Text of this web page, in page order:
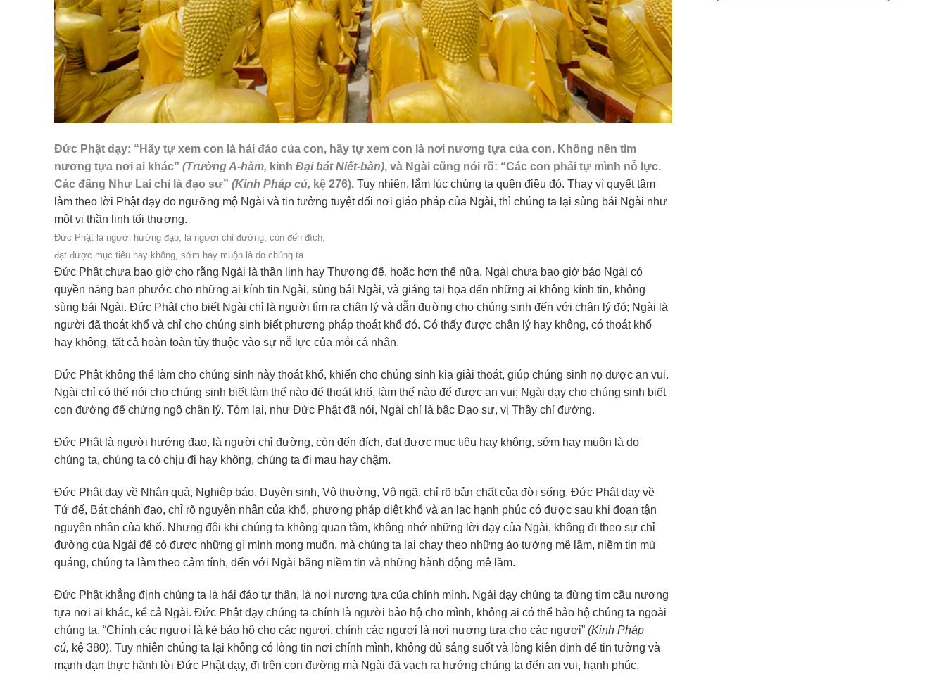
Đức Phật dạy: “Hãy tự xem con là hải đảo của con, hãy tự xem con là nơi nương tựa của con. Không nên tìm
nương tựa nơi ai khác” (Trường A-hàm, kinh Đại bát Niết-bàn), và Ngài cũng nói rõ: “Các con phải tự mình nỗ lực.
Các đấng Như Lai chỉ là đạo sư” (Kinh Pháp cú, kệ 276). Tuy nhiên, lắm lúc chúng ta quên điều đó. Thay vì quyết tâm
làm theo lời Phật dạy do ngưỡng mộ Ngài và tin tưởng tuyệt đối nơi giáo pháp của Ngài, thì chúng ta lại sùng bái Ngài như
một vị thần linh tối thượng.
Đức Phật là người hướng đạo, là người chỉ đường, còn đến đích,
đạt được mục tiêu hay không, sớm hay muộn là do chúng ta
Đức Phật chưa bao giờ cho rằng Ngài là thần linh hay Thượng đế, hoặc hơn thế nữa. Ngài chưa bao giờ bảo Ngài có
quyền năng ban phước cho những ai kính tin Ngài, sùng bái Ngài, và giáng tai họa đến những ai không kính tin, không
sùng bái Ngài. Đức Phật cho biết Ngài chỉ là người tìm ra chân lý và dẫn đường cho chúng sinh đến với chân lý đó; Ngài là
người đã thoát khổ và chỉ cho chúng sinh biết phương pháp thoát khổ đó. Có thấy được chân lý hay không, có thoát khổ
hay không, tất cả hoàn toàn tùy thuộc vào sự nỗ lực của mỗi cá nhân.
Đức Phật không thể làm cho chúng sinh này thoát khổ, khiến cho chúng sinh kia giải thoát, giúp chúng sinh nọ được an vui.
Ngài chỉ có thể nói cho chúng sinh biết làm thế nào để thoát khổ, làm thế nào để được an vui; Ngài dạy cho chúng sinh biết
con đường để chứng ngộ chân lý. Tóm lại, như Đức Phật đã nói, Ngài chỉ là bậc Đạo sư, vị Thầy chỉ đường.
Đức Phật là người hướng đạo, là người chỉ đường, còn đến đích, đạt được mục tiêu hay không, sớm hay muộn là do
chúng ta, chúng ta có chịu đi hay không, chúng ta đi mau hay chậm.
Đức Phật dạy về Nhân quả, Nghiệp báo, Duyên sinh, Vô thường, Vô ngã, chỉ rõ bản chất của đời sống. Đức Phật dạy về
Tứ đế, Bát chánh đạo, chỉ rõ nguyên nhân của khổ, phương pháp diệt khổ và an lạc hạnh phúc có được sau khi đoạn tận
nguyên nhân của khổ. Nhưng đôi khi chúng ta không quan tâm, không nhớ những lời dạy của Ngài, không đi theo sự chỉ
đường của Ngài để có được những gì mình mong muốn, mà chúng ta lại chạy theo những ảo tưởng mê lầm, niềm tin mù
quáng, chúng ta làm theo cảm tính, đến với Ngài bằng niềm tin và những hành động mê lầm.
Đức Phật khẳng định chúng ta là hải đảo tự thân, là nơi nương tựa của chính mình. Ngài dạy chúng ta đừng tìm cầu nương
tựa nơi ai khác, kể cả Ngài. Đức Phật dạy chúng ta chính là người bảo hộ cho mình, không ai có thể bảo hộ chúng ta ngoài
chúng ta. “Chính các ngươi là kẻ bảo hộ cho các ngươi, chính các ngươi là nơi nương tựa cho các ngươi” (Kinh Pháp
cú, kệ 380). Tuy nhiên chúng ta lại không có lòng tin nơi chính mình, không đủ sáng suốt và lòng kiên định để tin tưởng và
mạnh dạn thực hành lời Đức Phật dạy, đi trên con đường mà Ngài đã vạch ra hướng chúng ta đến an vui, hạnh phúc.